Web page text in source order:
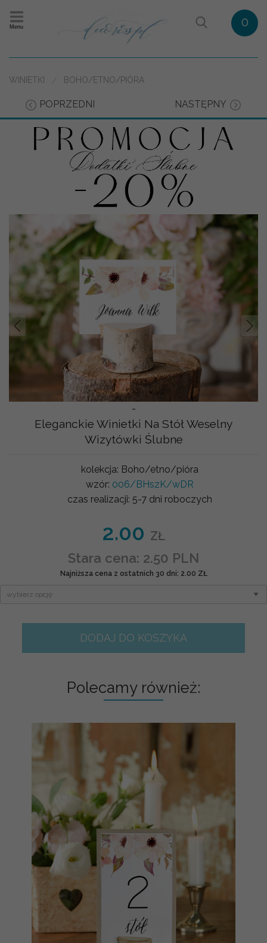
Menu 0
WINIETKI BOHO/ETNO/PIÓRA
POPRZEDNI NASTĘPNY
-
Prev
Eleganckie Winietki Na Stół Weselny
Wizytówki Ślubne
kolekcja: Boho/etno/pióra
wzór: 006/BHszK/wDR
czas realizacji: 5-7 dni roboczych
2.00 ZŁ
Stara cena: 2.50 PLN
Najniższa cena z ostatnich 30 dni: 2.00 ZŁ
DODAJ DO KOSZYKA
Polecamy również: